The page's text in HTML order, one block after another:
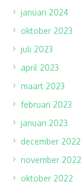
januari 2024
oktober 2023
juli 2023
april 2023
maart 2023
februari 2023
januari 2023
december 2022
november 2022
oktober 2022